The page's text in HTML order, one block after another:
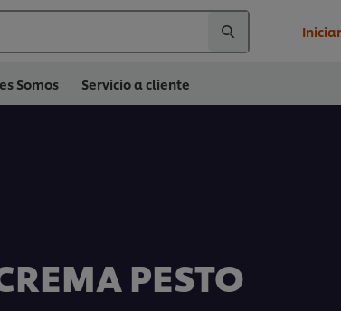
Somos Servicio a cliente
PESTO